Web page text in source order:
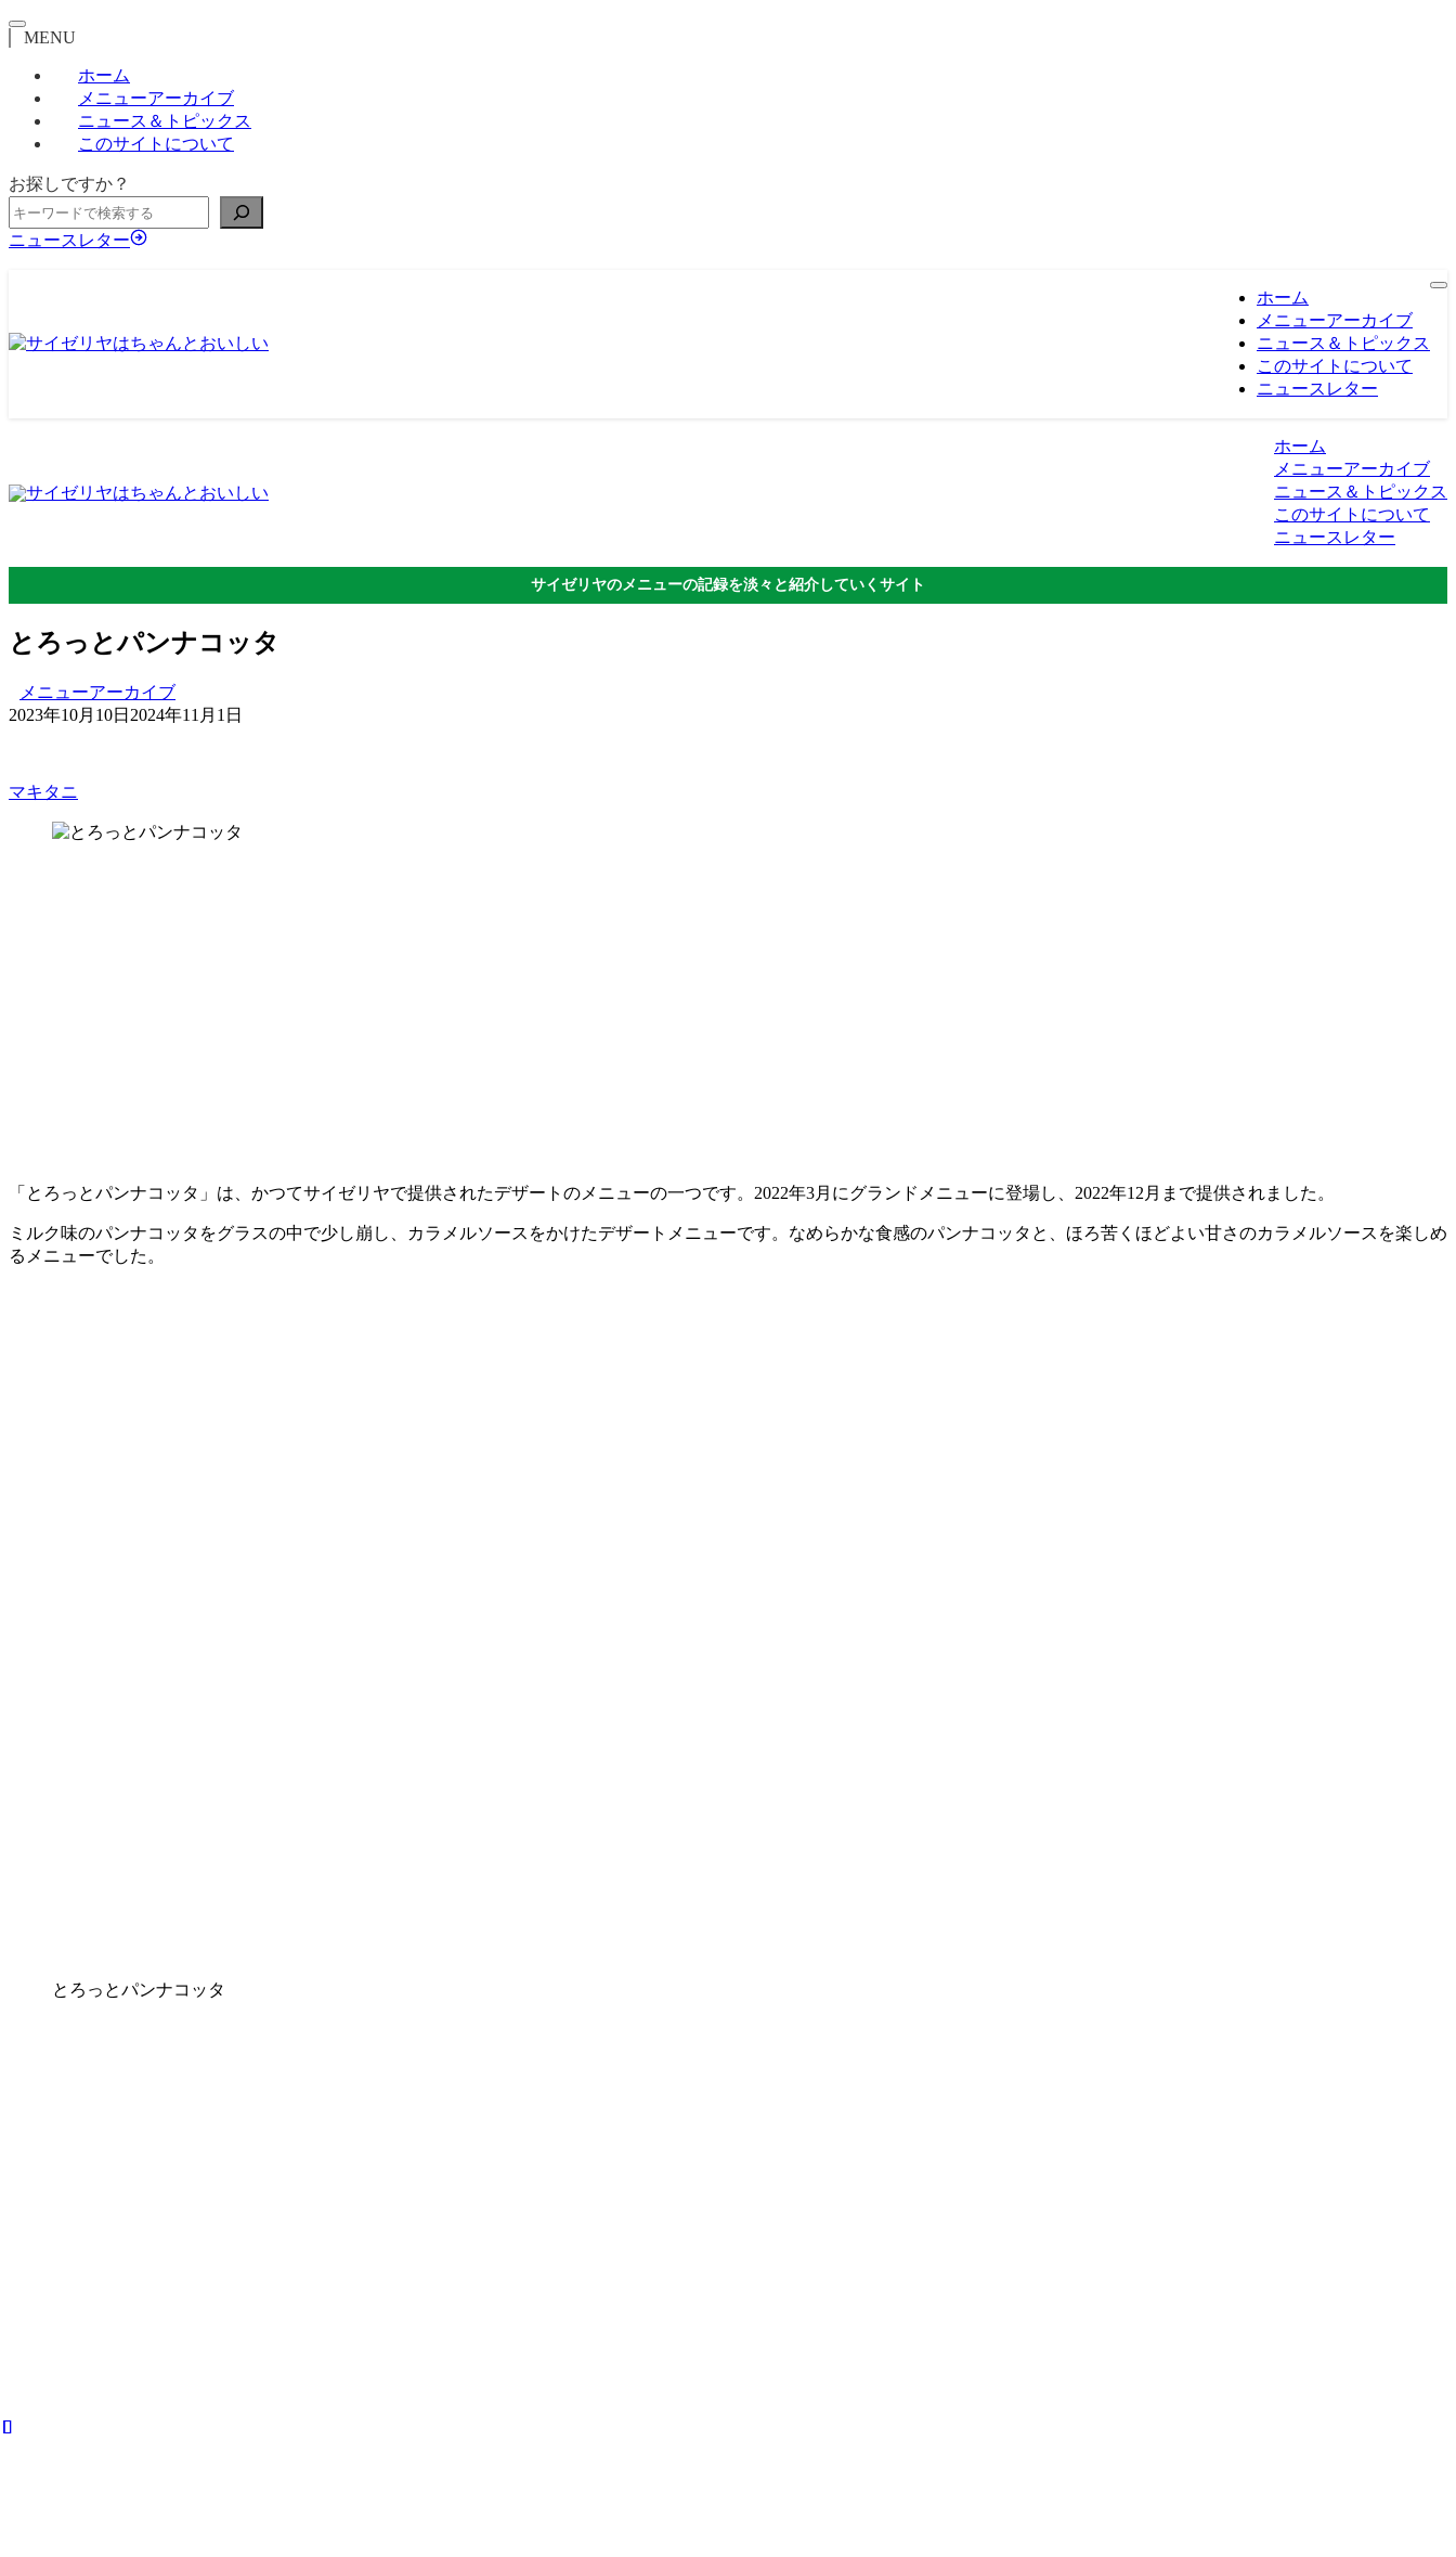
MENU
ホーム
メニューアーカイブ
ニュース＆トピックス
このサイトについて
お探しですか？
ニュースレター
ホーム
メニューアーカイブ
ニュース＆トピックス
このサイトについて
ニュースレター
ホーム
メニューアーカイブ
ニュース＆トピックス
このサイトについて
ニュースレター
サイゼリヤのメニューの記録を淡々と紹介していくサイト
とろっとパンナコッタ
メニューアーカイブ
2023年10月10日 2024年11月1日
マキタニ
「とろっとパンナコッタ」は、かつてサイゼリヤで提供されたデザートのメニューの一つです。2022年3月にグランドメニューに登場し、2022年12月まで提供されました。
ミルク味のパンナコッタをグラスの中で少し崩し、カラメルソースをかけたデザートメニューです。なめらかな食感のパンナコッタと、ほろ苦くほどよい甘さのカラメルソースを楽しめ
るメニューでした。
とろっとパンナコッタ